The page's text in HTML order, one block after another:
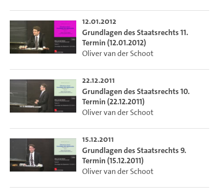
12.01.2012
Grundlagen des Staatsrechts 11.
Termin (12.01.2012)
Oliver van der Schoot
22.12.2011
Grundlagen des Staatsrechts 10.
Termin (22.12.2011)
Oliver van der Schoot
15.12.2011
Grundlagen des Staatsrechts 9.
Termin (15.12.2011)
Oliver van der Schoot